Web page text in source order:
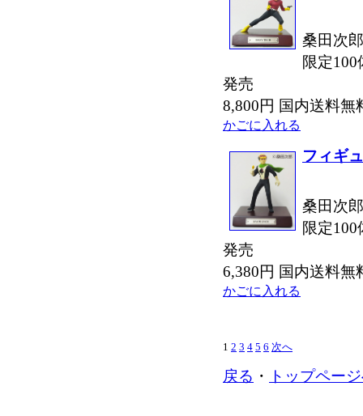
桑田次
限定
発売
8,800円 国内送料無
かごに入れる
フィギ
桑田次
限定
発売
6,380円 国内送料無
かごに入れる
1 2 3 4 5 6 次へ
戻る ・ トップペー